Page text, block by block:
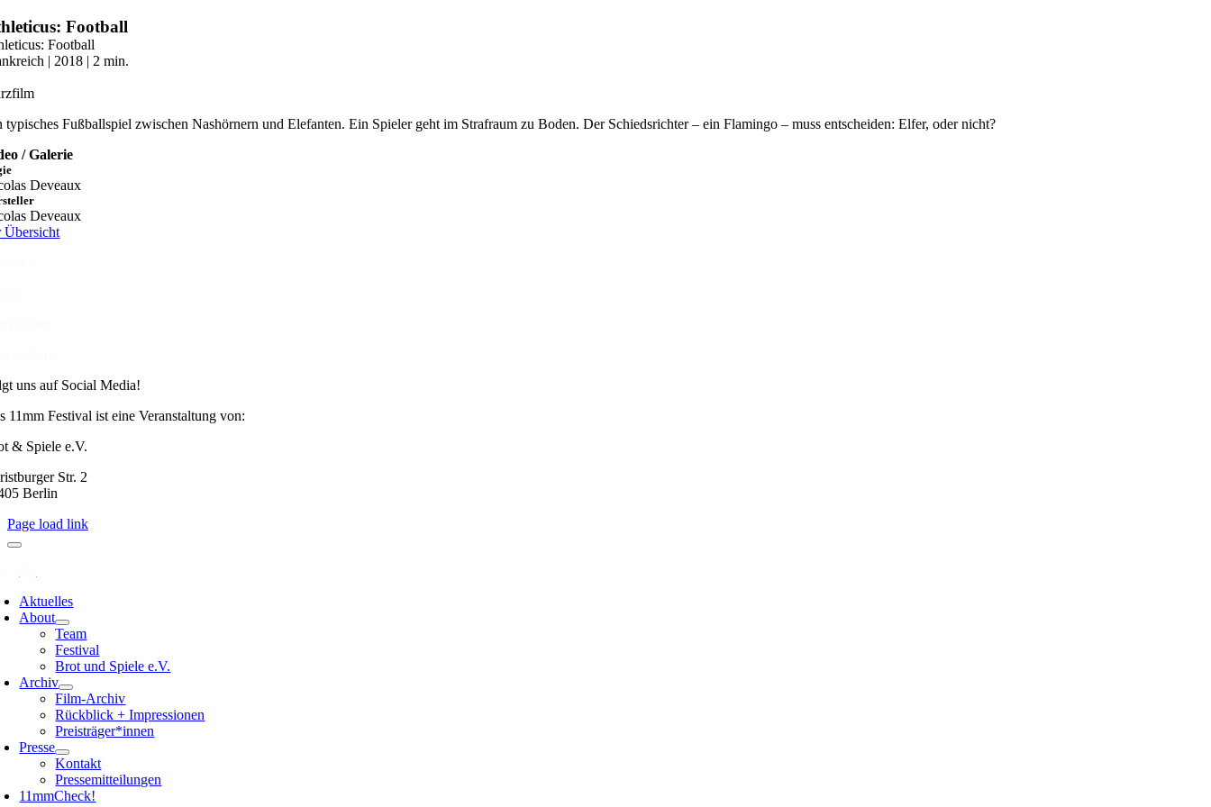
Zum
Inhalt
springen
Football
Football
| 2018 | 2 min.
typisches Fußballspiel zwischen Nashörnern und Elefanten. Ein Spieler geht im Strafraum zu Boden. Der Schiedsrichter – ein Flamingo – muss entscheiden: Elfer, oder nicht?
/ Galerie
Deveaux
Deveaux
Übersicht
uns auf Social Media!
11mm Festival ist eine Veranstaltung von:
& Spiele e.V.
Str. 2
Berlin
Page load link
Aktuelles
About
Team
Festival
Brot und Spiele e.V.
Archiv
Film-Archiv
Rückblick + Impressionen
Preisträger*innen
Presse
Kontakt
Pressemitteilungen
11mmCheck!